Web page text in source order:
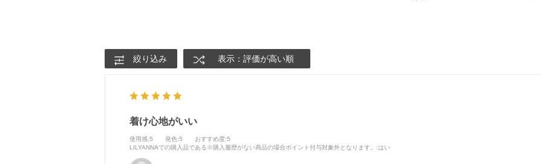
絞り込み 表示：評価が高い順
着け心地がいい
使用感:5 発色:5 おすすめ度:5
LILYANNAでの購入品である※購入履歴がない商品の場合ポイント付与対象外となります。 :はい